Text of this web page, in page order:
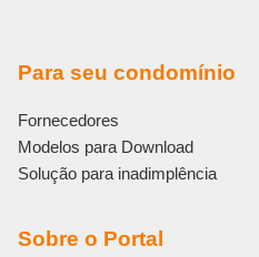
Para seu condomínio
Fornecedores
Modelos para Download
Solução para inadimplência
Sobre o Portal